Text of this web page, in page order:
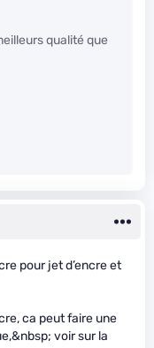
qualité que
pour jet d’encre et
ca peut faire une
voir sur la